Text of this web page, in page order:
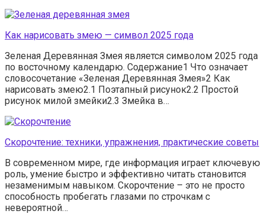
Как нарисовать змею — символ 2025 года
Зеленая Деревянная Змея является символом 2025 года
по восточному календарю. Содержание1 Что означает
словосочетание «Зеленая Деревянная Змея»2 Как
нарисовать змею2.1 Поэтапный рисунок2.2 Простой
рисунок милой змейки2.3 Змейка в…
Скорочтение: техники, упражнения, практические советы
В современном мире, где информация играет ключевую
роль, умение быстро и эффективно читать становится
незаменимым навыком. Скорочтение – это не просто
способность пробегать глазами по строчкам с
невероятной…